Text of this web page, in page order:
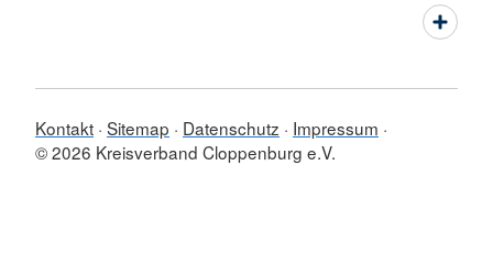
Kontakt Sitemap Datenschutz
Impressum
© 2026 Kreisverband Cloppenburg e.V.